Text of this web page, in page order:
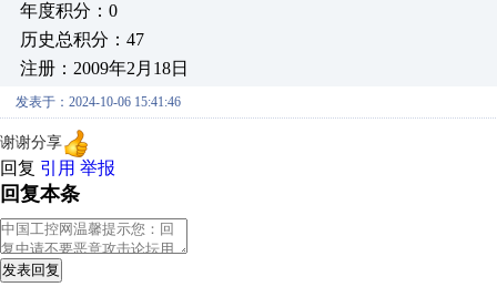
年度积分：0
历史总积分：47
注册：2009年2月18日
发表于：2024-10-06 15:41:46
谢谢分享
回复 引用 举报
回复本条
发表回复